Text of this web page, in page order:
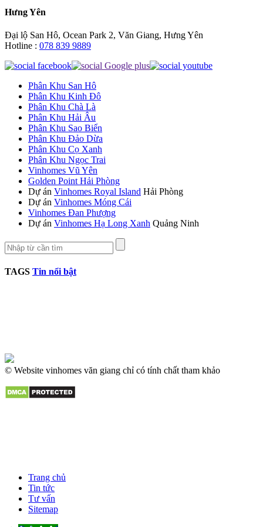
Hưng Yên
Đại lộ San Hô, Ocean Park 2, Văn Giang, Hưng Yên
Hotline : 078 839 9889
Phân Khu San Hô
Phân Khu Kinh Đô
Phân Khu Chà Là
Phân Khu Hải Âu
Phân Khu Sao Biển
Phân Khu Đảo Dừa
Phân Khu Cọ Xanh
Phân Khu Ngọc Trai
Vinhomes Vũ Yên
Golden Point Hải Phòng
Dự án Vinhomes Royal Island Hải Phòng
Dự án Vinhomes Móng Cái
Vinhomes Đan Phượng
Dự án Vinhomes Hạ Long Xanh Quảng Ninh
TAGS Tin nổi bật
© Website vinhomes văn giang chỉ có tính chất tham khảo
Trang chủ
Tin tức
Tư vấn
Sitemap